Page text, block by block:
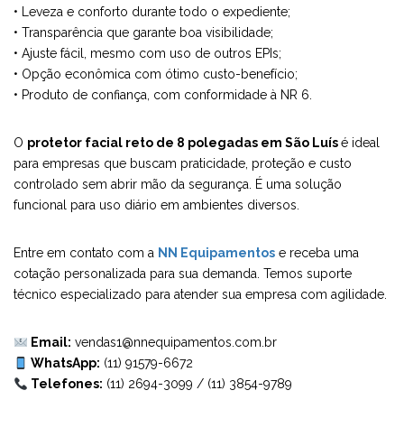
• Leveza e conforto durante todo o expediente;
• Transparência que garante boa visibilidade;
• Ajuste fácil, mesmo com uso de outros EPIs;
• Opção econômica com ótimo custo-benefício;
• Produto de confiança, com conformidade à NR 6.
O protetor facial reto de 8 polegadas em São Luísé ideal
para empresas que buscam praticidade, proteção e custo
controlado sem abrir mão da segurança. É uma solução
funcional para uso diário em ambientes diversos.
Entre em contato com a NN Equipamentos e receba uma
cotação personalizada para sua demanda. Temos suporte
técnico especializado para atender sua empresa com agilidade.
Email: vendas1@nnequipamentos.com.br
WhatsApp: (11) 91579-6672
Telefones: (11) 2694-3099 / (11) 3854-9789